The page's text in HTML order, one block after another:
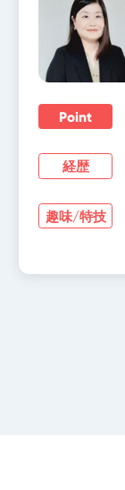
Point
経歴
趣味/特技